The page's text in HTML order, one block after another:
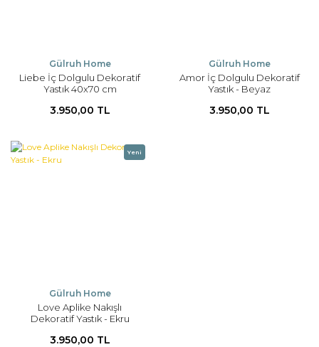
Gülruh Home
Liebe İç Dolgulu Dekoratif
Yastık 40x70 cm
3.950,00 TL
Gülruh Home
Amor İç Dolgulu Dekoratif
Yastık - Beyaz
3.950,00 TL
Yeni
Gülruh Home
Love Aplike Nakışlı
Dekoratif Yastık - Ekru
3.950,00 TL